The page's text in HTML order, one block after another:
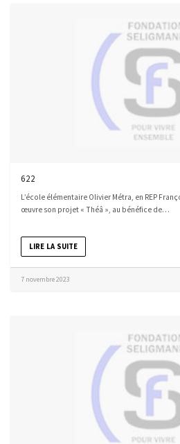
622
L’école élémentaire Olivier Métra, en REP
œuvre son projet « Théâ », au bénéfice de…
LIRE LA SUITE
7 novembre 2023